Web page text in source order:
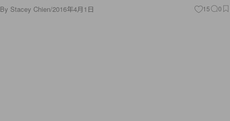
By Stacey Chien/2016年4月1日 15 0